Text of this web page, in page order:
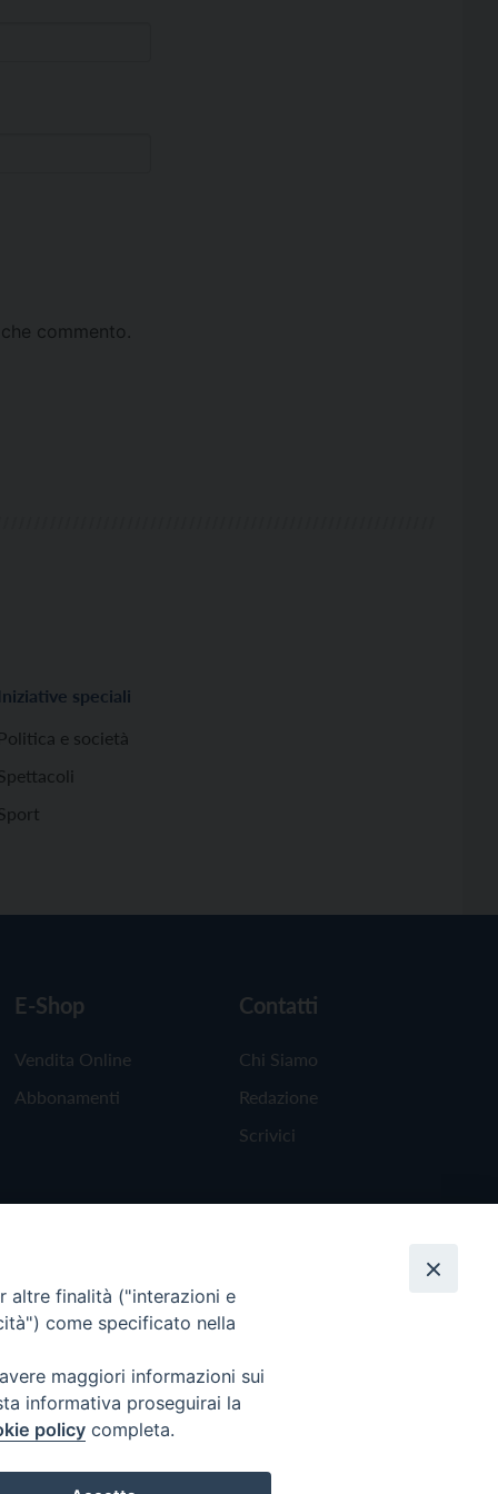
commento.
Iniziative speciali
Politica e società
E-Shop
Vendita Online
Abbonamenti
Contatti
Chi Siamo
Redazione
Scrivici
altre finalità ("interazioni e
come specificato nella
maggiori informazioni sui
informativa proseguirai la
policy completa.